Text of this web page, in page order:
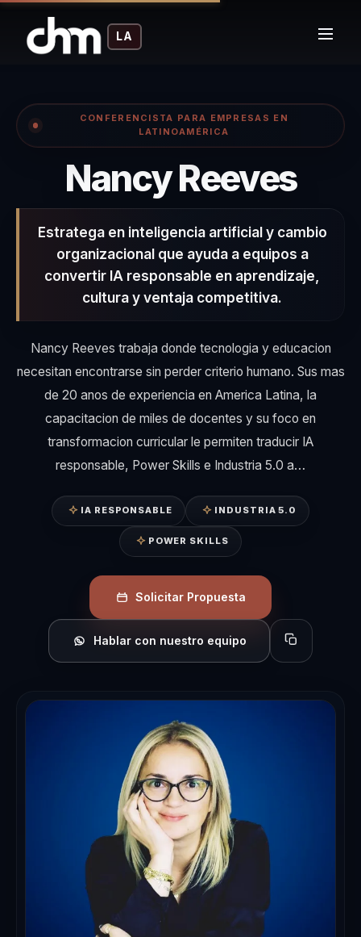
LA
CONFERENCISTA PARA EMPRESAS EN
LATINOAMÉRICA
Nancy Reeves|
Estratega en inteligencia artificial y cambio
organizacional que ayuda a equipos a
convertir IA responsable en aprendizaje,
cultura y ventaja competitiva.
Nancy Reeves trabaja donde tecnologia y educacion
necesitan encontrarse sin perder criterio humano. Sus mas
de 20 anos de experiencia en America Latina, la
capacitacion de miles de docentes y su foco en
transformacion curricular le permiten traducir IA
responsable, Power Skills e Industria 5.0 a…
IA RESPONSABLE INDUSTRIA 5.0
POWER SKILLS
Solicitar Propuesta
Hablar con nuestro equipo Copiar perfil